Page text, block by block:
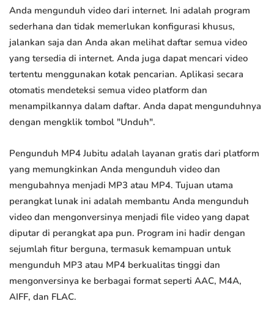
Anda mengunduh video dari internet. Ini adalah program
sederhana dan tidak memerlukan konfigurasi khusus,
jalankan saja dan Anda akan melihat daftar semua video
yang tersedia di internet. Anda juga dapat mencari video
tertentu menggunakan kotak pencarian. Aplikasi secara
otomatis mendeteksi semua video platform dan
menampilkannya dalam daftar. Anda dapat mengunduhnya
dengan mengklik tombol "Unduh".
Pengunduh MP4 Jubitu adalah layanan gratis dari platform
yang memungkinkan Anda mengunduh video dan
mengubahnya menjadi MP3 atau MP4. Tujuan utama
perangkat lunak ini adalah membantu Anda mengunduh
video dan mengonversinya menjadi file video yang dapat
diputar di perangkat apa pun. Program ini hadir dengan
sejumlah fitur berguna, termasuk kemampuan untuk
mengunduh MP3 atau MP4 berkualitas tinggi dan
mengonversinya ke berbagai format seperti AAC, M4A,
AIFF, dan FLAC.